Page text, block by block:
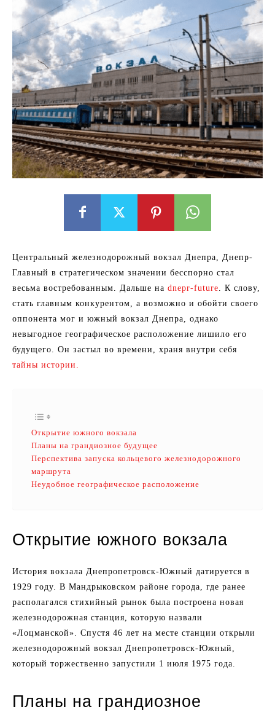
Центральный железнодорожный вокзал Днепра, Днепр-
Главный в стратегическом значении бесспорно стал
весьма востребованным. Дальше на dnepr-future. К слову,
стать главным конкурентом, а возможно и обойти своего
оппонента мог и южный вокзал Днепра, однако
невыгодное географическое расположение лишило его
будущего. Он застыл во времени, храня внутри себя
тайны истории.
Открытие южного вокзала
Планы на грандиозное будущее
Перспектива запуска кольцевого железнодорожного
маршрута
Неудобное географическое расположение
Открытие южного вокзала
История вокзала Днепропетровск-Южный датируется в
1929 году. В Мандрыковском районе города, где ранее
располагался стихийный рынок была построена новая
железнодорожная станция, которую назвали
«Лоцманской». Спустя 46 лет на месте станции открыли
железнодорожный вокзал Днепропетровск-Южный,
который торжественно запустили 1 июля 1975 года.
Планы на грандиозное